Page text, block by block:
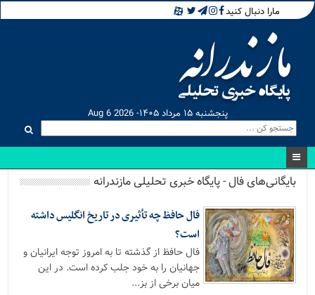
مارا دنبال کنید
پنجشنبه ۱۵ مرداد ۱۴۰۵- Aug 6 2026
بایگانی‌های فال - پایگاه خبری تحلیلی مازندرانه
فال حافظ چه تأثیری در تاریخ انگلیس داشته
است؟
فال حافظ از گذشته تا به امروز توجه ایرانیان و
جهانیان را به خود جلب کرده است. در این
میان برخی از بز...